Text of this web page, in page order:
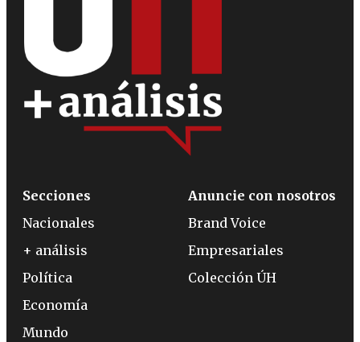
Secciones
Nacionales
+ análisis
Política
Economía
Mundo
Anuncie con nosotros
Brand Voice
Empresariales
Colección ÚH